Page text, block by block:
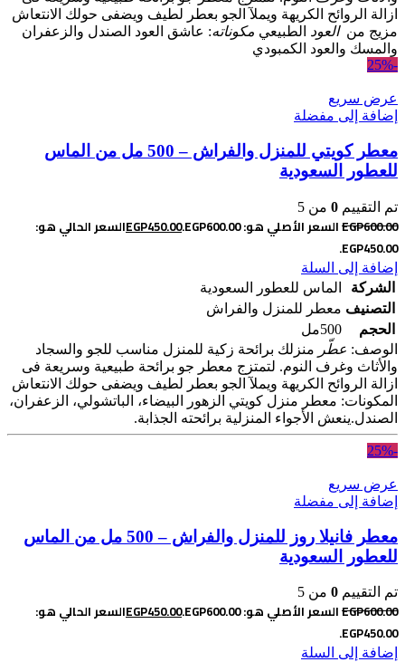
ازالة الروائح الكريهة ويملآ الجو بعطر لطيف ويضفى حولك الانتعاش
مزيج من العود الطبيعي مكوناته: عاشق العود الصندل والزعفران
والمسك والعود الكمبودي
-25%
عرض سريع
إضافة إلى مفضلة
معطر كويتي للمنزل والفراش – 500 مل من الماس
للعطور السعودية
تم التقييم 0 من 5
EGP600.00 السعر الأصلي هو: EGP600.00. EGP450.00
السعر الحالي هو:
EGP450.00.
إضافة إلى السلة
الشركة
الماس للعطور السعودية
التصنيف معطر للمنزل والفراش
الحجم
500مل
الوصف: عطّر منزلك برائحة زكية للمنزل مناسب للجو والسجاد
والأثاث وغرف النوم. لتمتزج معطر جو برائحة طبيعية وسريعة فى
ازالة الروائح الكريهة ويملآ الجو بعطر لطيف ويضفى حولك الانتعاش
المكونات: معطر منزل كويتي الزهور البيضاء، الباتشولي، الزعفران،
الصندل.ينعش الأجواء المنزلية برائحته الجذابة.
-25%
عرض سريع
إضافة إلى مفضلة
معطر فانيلا روز للمنزل والفراش – 500 مل من الماس
للعطور السعودية
تم التقييم 0 من 5
EGP600.00 السعر الأصلي هو: EGP600.00. EGP450.00
السعر الحالي هو:
EGP450.00.
إضافة إلى السلة